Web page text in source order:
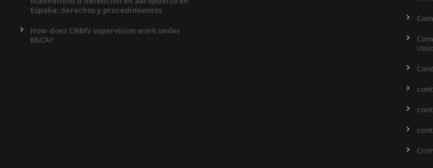
España: derechos y procedimientos
How does CNMV supervision work under
MiCA?